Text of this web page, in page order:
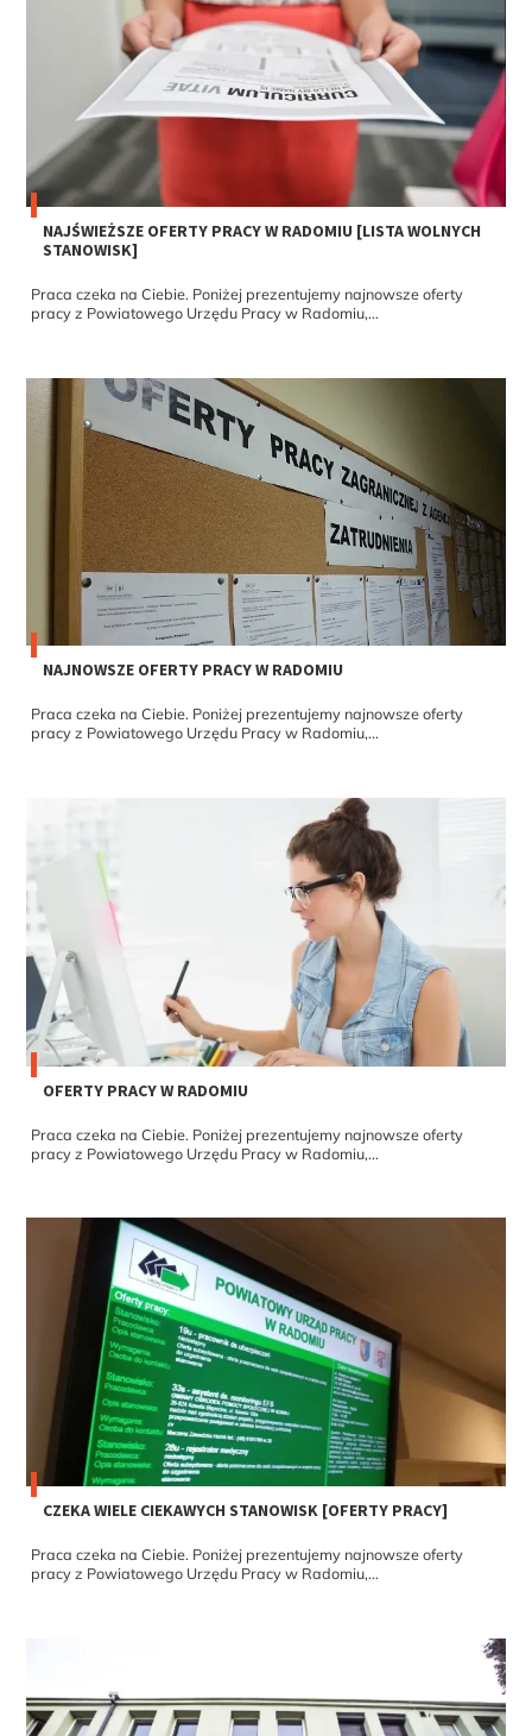
NAJŚWIEŻSZE OFERTY PRACY W RADOMIU [LISTA WOLNYCH
STANOWISK]
Praca czeka na Ciebie. Poniżej prezentujemy najnowsze oferty
pracy z Powiatowego Urzędu Pracy w Radomiu,...
NAJNOWSZE OFERTY PRACY W RADOMIU
Praca czeka na Ciebie. Poniżej prezentujemy najnowsze oferty
pracy z Powiatowego Urzędu Pracy w Radomiu,...
OFERTY PRACY W RADOMIU
Praca czeka na Ciebie. Poniżej prezentujemy najnowsze oferty
pracy z Powiatowego Urzędu Pracy w Radomiu,...
CZEKA WIELE CIEKAWYCH STANOWISK [OFERTY PRACY]
Praca czeka na Ciebie. Poniżej prezentujemy najnowsze oferty
pracy z Powiatowego Urzędu Pracy w Radomiu,...